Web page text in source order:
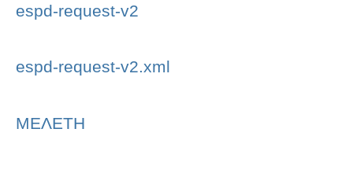
espd-request-v2
espd-request-v2.xml
ΜΕΛΕΤΗ